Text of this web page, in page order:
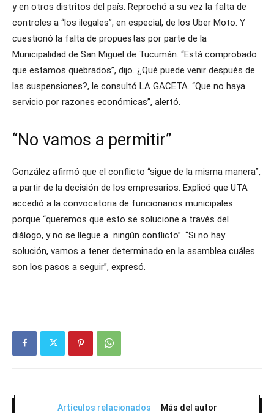
y en otros distritos del país. Reprochó a su vez la falta de
controles a “los ilegales”, en especial, de los Uber Moto. Y
cuestionó la falta de propuestas por parte de la
Municipalidad de San Miguel de Tucumán. “Está comprobado
que estamos quebrados”, dijo. ¿Qué puede venir después de
las suspensiones?, le consultó LA GACETA. “Que no haya
servicio por razones económicas”, alertó.
“No vamos a permitir”
González afirmó que el conflicto “sigue de la misma manera”,
a partir de la decisión de los empresarios. Explicó que UTA
accedió a la convocatoria de funcionarios municipales
porque “queremos que esto se solucione a través del
diálogo, y no se llegue a ningún conflicto”. “Si no hay
solución, vamos a tener determinado en la asamblea cuáles
son los pasos a seguir”, expresó.
Artículos relacionados Más del autor